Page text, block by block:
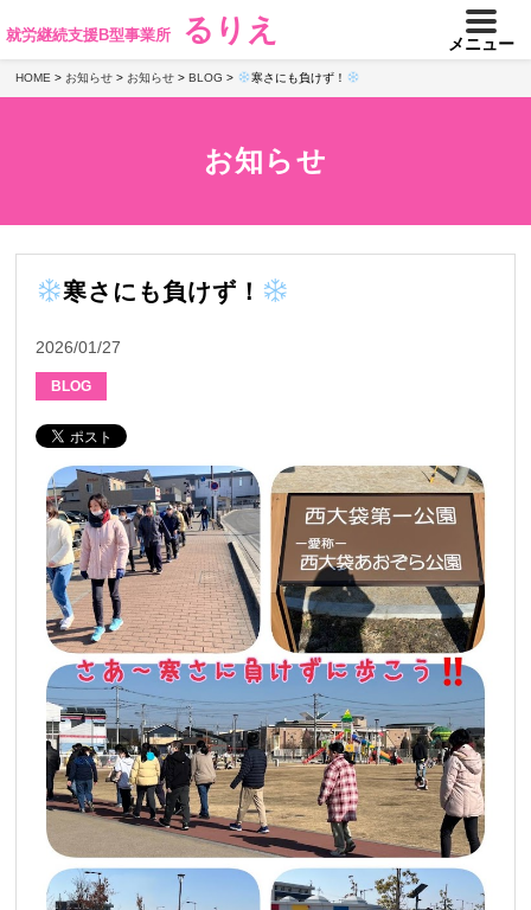
就労継続支援B型事業所 るりえ メニュー
HOME > お知らせ > お知らせ > BLOG > 寒さにも負けず！
お知らせ
寒さにも負けず！
2026/01/27
BLOG